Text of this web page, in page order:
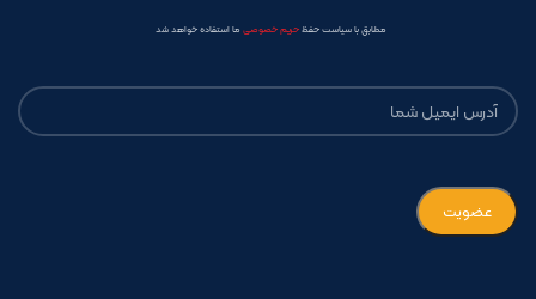
مطابق با سیاست حفظحریم خصوصی ما استفاده خواهد شد